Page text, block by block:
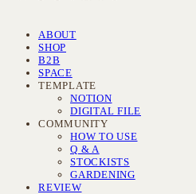
ABOUT
SHOP
B2B
SPACE
TEMPLATE
NOTION
DIGITAL FILE
COMMUNITY
HOW TO USE
Q & A
STOCKISTS
GARDENING
REVIEW